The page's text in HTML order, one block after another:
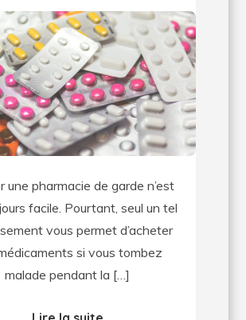
Pharmacies
de
garde
:
des
solutions
pour
trouver
une pharmacie de garde n’est
facile. Pourtant, seul un tel
vous permet d’acheter
si vous tombez
malade pendant la […]